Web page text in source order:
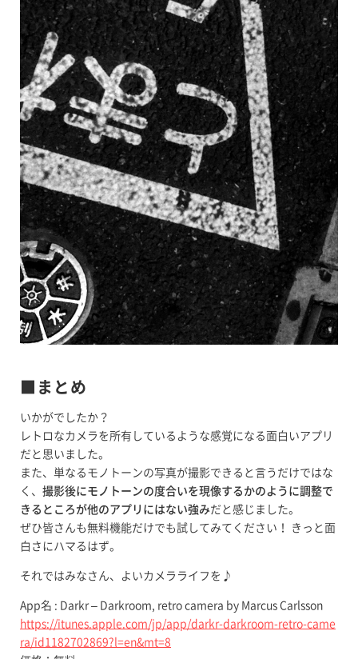
■まとめ
いかがでしたか？
レトロなカメラを所有しているような感覚になる面白いアプリ
だと思いました。
また、単なるモノトーンの写真が撮影できると言うだけではな
く、 撮影後にモノトーンの度合いを現像するかのように調整で
きるところが他のアプリにはない強みだと感じました。
ぜひ皆さんも無料機能だけでも試してみてください！ きっと面
白さにハマるはず。
それではみなさん、よいカメラライフを♪
App名 : Darkr – Darkroom, retro camera by Marcus Carlsson
https://itunes.apple.com/jp/app/darkr-darkroom-retro-came
ra/id1182702869?l=en&mt=8